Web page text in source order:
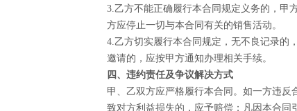
3.乙方不能正确履行本合同规定义务的，甲
方应停止一切与本合同有关的销售活动。
4.乙方切实履行本合同规定，无不良记录的
邀请的，应按甲方通知办理相关手续。
四、违约责任及争议解决方式
甲、乙双方应严格履行本合同。如一方违
致对方利益损失的，应予赔偿；凡因本合